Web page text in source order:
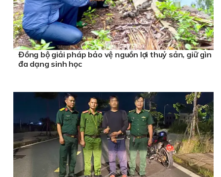
Đồng bộ giải pháp bảo vệ nguồn lợi thuỷ sản, giữ gìn
đa dạng sinh học